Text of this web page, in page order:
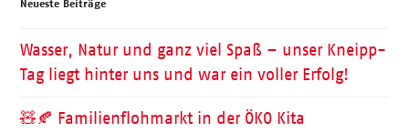
Neueste Beiträge
Wasser, Natur und ganz viel Spaß – unser Kneipp-
Tag liegt hinter uns und war ein voller Erfolg!
🧸🍂 Familienflohmarkt in der ÖKO Kita